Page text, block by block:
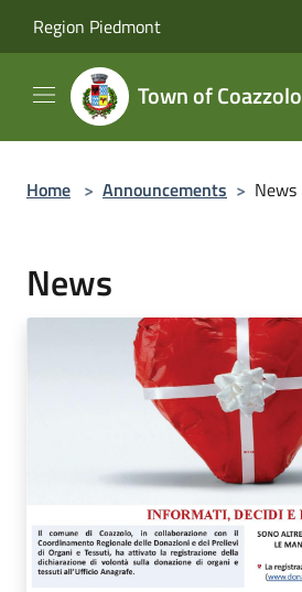
Region Piedmont
Town of Coazzolo
Home > Announcements > News
News